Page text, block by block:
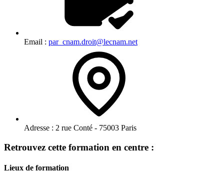
Email : par_cnam.droit@lecnam.net
Adresse : 2 rue Conté - 75003 Paris
Retrouvez cette formation en centre :
Lieux de formation